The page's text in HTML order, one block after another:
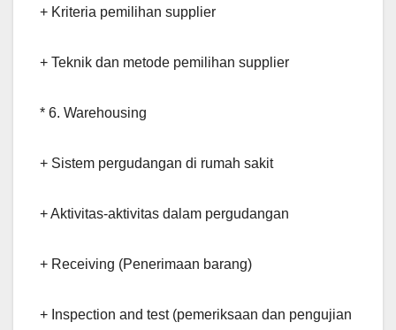
+ Kriteria pemilihan supplier
+ Teknik dan metode pemilihan supplier
* 6. Warehousing
+ Sistem pergudangan di rumah sakit
+ Aktivitas-aktivitas dalam pergudangan
+ Receiving (Penerimaan barang)
+ Inspection and test (pemeriksaan dan pengujian